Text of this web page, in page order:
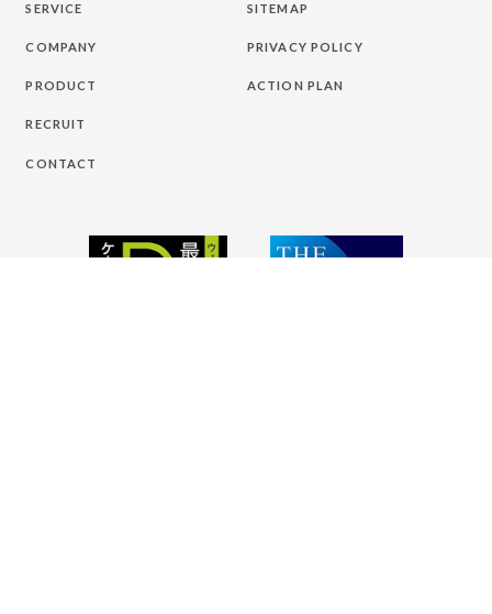
SERVICE
COMPANY
PRODUCT
RECRUIT
CONTACT
SITEMAP
PRIVACY POLICY
ACTION PLAN